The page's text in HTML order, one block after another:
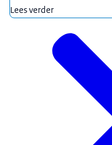
Lees verder